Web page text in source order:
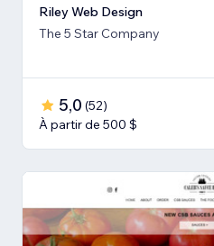
Riley Web Design
The 5 Star Company
5,0 (52)
À partir de 500 $